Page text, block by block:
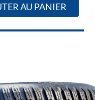
AU PANIER